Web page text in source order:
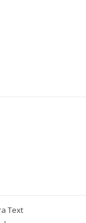
Text